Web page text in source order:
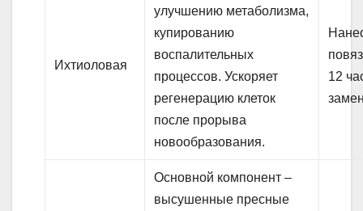
Ихтиоловая
улучшению метаболизма,
купированию
воспалительных
процессов. Ускоряет
регенерацию клеток
после прорыва
новообразования.
12
Основной компонент –
высушенные пресные